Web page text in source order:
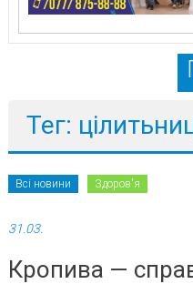
Тег:
Всі новини Здоров'я
31.03.
Кропива —